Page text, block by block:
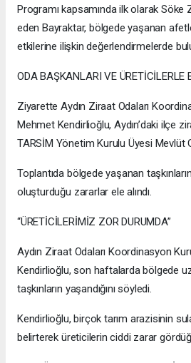
Programı kapsamında ilk olarak Söke
eden Bayraktar, bölgede yaşanan
etkilerine ilişkin değerlendirmelerde
ODA BAŞKANLARI VE ÜRETİCİLERLE
Ziyarette Aydın Ziraat Odaları
Mehmet Kendirlioğlu, Aydın’daki ilçe
TARSİM Yönetim Kurulu Üyesi Mevlüt
Toplantıda bölgede yaşanan
oluşturduğu zararlar ele alındı.
“ÜRETİCİLERİMİZ ZOR DURUMDA”
Aydın Ziraat Odaları Koordinasyon
Kendirlioğlu, son haftalarda bölgede
taşkınların yaşandığını söyledi.
Kendirlioğlu, birçok tarım arazisinin
belirterek üreticilerin ciddi zarar